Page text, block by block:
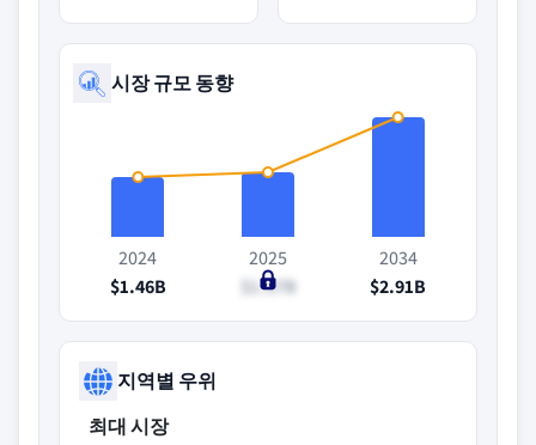
시장 규모 동향
2024
$1.46B
2025
$1.57B
2034
$2.91B
지역별 우위
최대 시장